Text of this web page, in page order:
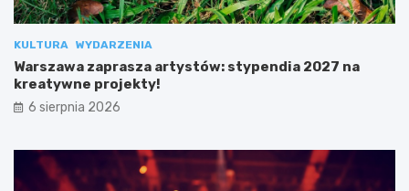
KULTURA WYDARZENIA
Warszawa zaprasza artystów: stypendia 2027 na
kreatywne projekty!
6 sierpnia 2026